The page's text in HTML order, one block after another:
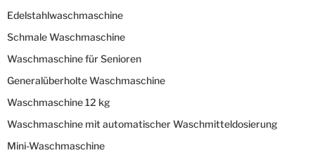
Edelstahlwaschmaschine
Schmale Waschmaschine
Waschmaschine für Senioren
Generalüberholte Waschmaschine
Waschmaschine 12 kg
Waschmaschine mit automatischer Waschmitteldosierung
Mini-Waschmaschine